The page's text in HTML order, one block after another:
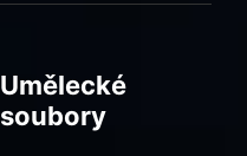
Umělecké
soubory